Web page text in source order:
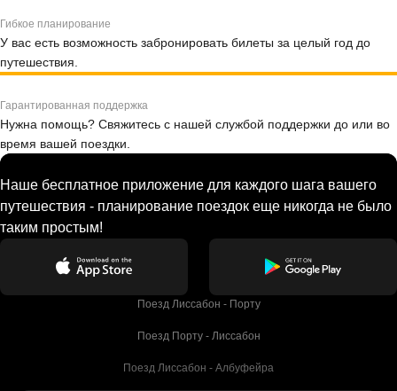
Гибкое планирование
У вас есть возможность забронировать билеты за целый год до
путешествия.
Гарантированная поддержка
Нужна помощь? Свяжитесь с нашей службой поддержки до или во
время вашей поездки.
Наше бесплатное приложение для каждого шага вашего
путешествия - планирование поездок еще никогда не было
таким простым!
Поезд Лиссабон - Порту
Поезд Порту - Лиссабон
Поезд Лиссабон - Албуфейра